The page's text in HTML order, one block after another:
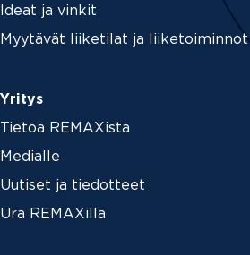
Ideat ja vinkit
Myytävät liiketilat ja liiketoiminnot
Yritys
Tietoa REMAXista
Medialle
Uutiset ja tiedotteet
Ura REMAXilla